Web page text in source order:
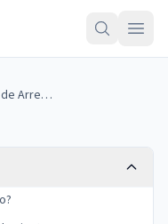
Formulario de Contrato de Arrendamiento